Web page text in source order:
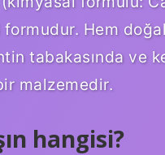
formudur. Hem
tabakasında ve
malzemedir.
hangisi?